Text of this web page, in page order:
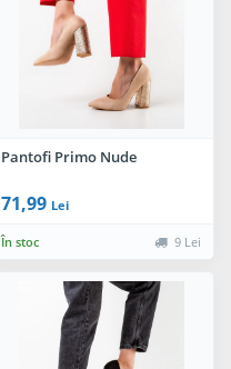
Pantofi Primo Nude
71,99 Lei
În stoc 9 Lei